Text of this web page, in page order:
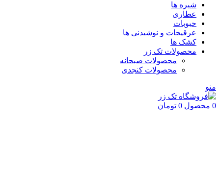
شیره ها
عطاری
حبوبات
عرقیجات و نوشیدنی ها
کشک ها
محصولات تک زر
محصولات صبحانه
محصولات کنجدی
منو
0 محصول 0 تومان